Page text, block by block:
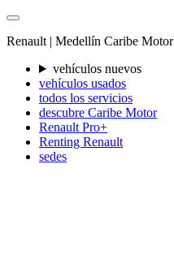
Renault | Medellín Caribe Motor
vehículos nuevos
vehículos usados
todos los servicios
descubre Caribe Motor
Renault Pro+
Renting Renault
sedes